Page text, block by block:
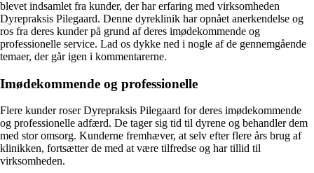
blevet indsamlet fra kunder, der har erfaring med virksomheden
Dyrepraksis Pilegaard. Denne dyreklinik har opnået anerkendelse og
ros fra deres kunder på grund af deres imødekommende og
professionelle service. Lad os dykke ned i nogle af de gennemgående
temaer, der går igen i kommentarerne.
Imødekommende og professionelle
Flere kunder roser Dyrepraksis Pilegaard for deres imødekommende
og professionelle adfærd. De tager sig tid til dyrene og behandler dem
med stor omsorg. Kunderne fremhæver, at selv efter flere års brug af
klinikken, fortsætter de med at være tilfredse og har tillid til
virksomheden.